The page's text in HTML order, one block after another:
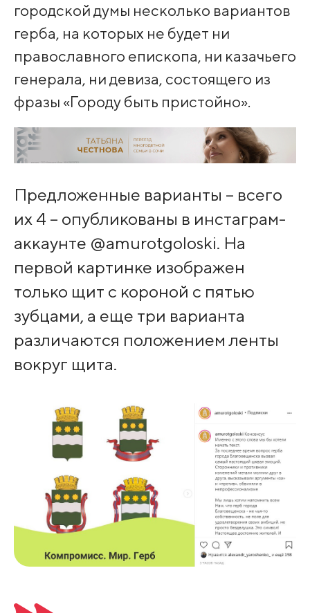
городской думы несколько вариантов
герба, на которых не будет ни
православного епископа, ни казачьего
генерала, ни девиза, состоящего из
фразы «Городу быть пристойно».
Предложенные варианты – всего
их 4 – опубликованы в инстаграм-
аккаунте @amurotgoloski. На
первой картинке изображен
только щит с короной с пятью
зубцами, а еще три варианта
различаются положением ленты
вокруг щита.